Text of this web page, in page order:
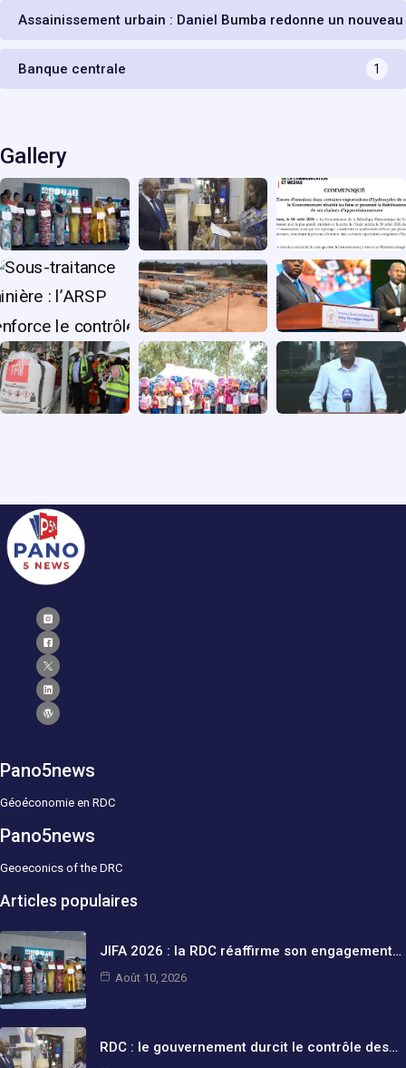
Assainissement urbain : Daniel Bumba redonne un
Banque centrale 1
Gallery
Pano5news
Géoéconomie en RDC
Pano5news
Geoeconics of the DRC
Articles populaires
JIFA 2026 : la RDC réaffirme son engagement…
Août 10, 2026
RDC : le gouvernement durcit le contrôle des…